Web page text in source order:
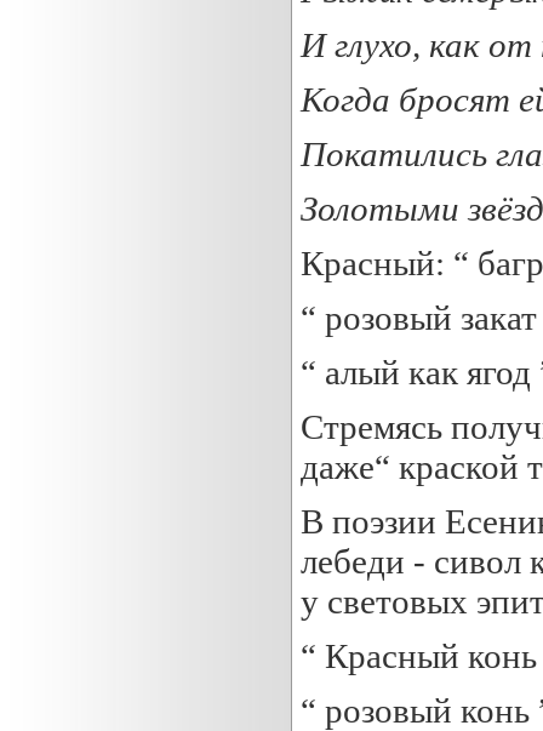
И глухо, как от
Когда бросят
Покатились
Золотыми
Красный: “
“ розовый закат
“ алый как ягод
Стремясь
даже“ краской
В поэзии
лебеди - сивол
у световых
“ Красный
“ розовый конь